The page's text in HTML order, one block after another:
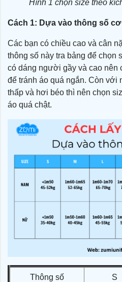
Hình 1 chọn size theo
Cách 1: Dựa vào thông số
Các bạn có chiều cao và cân
thông số này tra bảng để
có dáng người gầy và cao nên
để tránh áo quá ngắn. Còn
thấp và hơi béo thì nên chọn
áo quá chật.
Thông số S